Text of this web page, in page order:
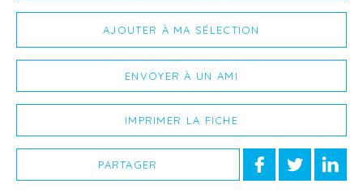
AJOUTER À MA SÉLECTION
ENVOYER À UN AMI
IMPRIMER LA FICHE
PARTAGER